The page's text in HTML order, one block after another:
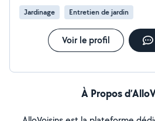
Jardinage Entretien de jardin
Voir le profil
À Propos